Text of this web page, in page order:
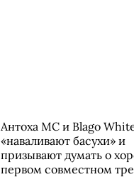
Антоха МС и Blago
«наваливают басухи» и
призывают думать о
первом совместном